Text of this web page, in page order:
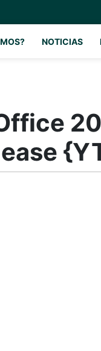
NOTICIAS